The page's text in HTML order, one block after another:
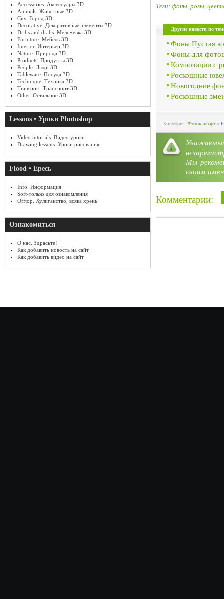
Accessories. Аксессуары 3D
Animals. Животные 3D
City. Город 3D
Decorative. Декоративные элементы 3D
Dribs and drabs. Мелочевка 3D
Furniture. Мебель 3D
Interior. Интерьер 3D
Nature. Природа 3D
Products. Продукты 3D
People. Люди 3D
Tableware. Посуда 3D
Technique. Техника 3D
Transport. Транспорт 3D
Other. Остальное 3D
Lessons • Уроки Photoshop
Video tutorials. Видео уроки
Drawing lessons. Уроки рисования
Flood • Ересь
Info. Информация
Soft-только для ознакомления
Offtop. Хулиганство, всяка хрень
Ознакомиться
О нас. Здрасьте!
Как добавить новость на сайт
Как добавить видео на сайт
Теги: фоны розы
Другие новости по
Фоны Пустая
Фоны для
Композиции с
Роскошные
Новогодние
Роскошные
Категория: Фотоклипарт»
Мы
своим
Комментарии: